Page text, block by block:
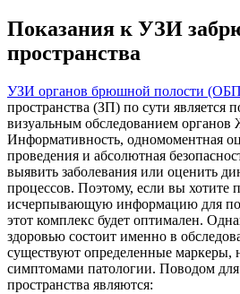
Показания к УЗИ
пространства
УЗИ органов брюшной полости
пространства (ЗП) по сути
визуальным обследованием
Информативность, одномоментная
проведения и абсолютная
выявить заболевания или оценить
процессов. Поэтому, если вы хотите
исчерпывающую информацию для
этот комплекс будет оптимален.
здоровью состоит именно в
существуют определенные
симптомами патологии. Поводом
пространства являются: